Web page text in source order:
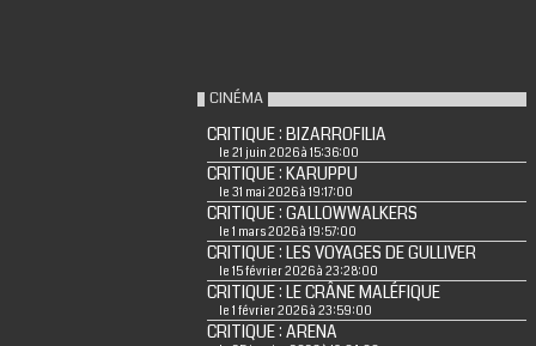
CINÉMA
CRITIQUE : BIZARROFILIA
le 21 juin 2026 à 15:36:00
CRITIQUE : KARUPPU
le 31 mai 2026 à 19:17:00
CRITIQUE : GALLOWWALKERS
le 1 mars 2026 à 19:57:00
CRITIQUE : LES VOYAGES DE GULLIVER
le 15 février 2026 à 23:28:00
CRITIQUE : LE CRÂNE MALÉFIQUE
le 1 février 2026 à 23:59:00
CRITIQUE : ARENA